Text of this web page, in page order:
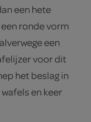
een hete
ronde vorm
een
voor dit
het beslag in
en keer